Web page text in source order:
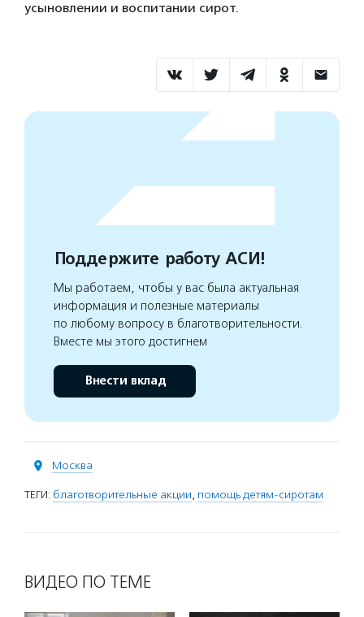
усыновлении и воспитании сирот.
Поддержите работу АСИ!
Мы работаем, чтобы у вас была актуальная
информация и полезные материалы
по любому вопросу в благотворительности.
Вместе мы этого достигнем
Внести вклад
Москва
ТЕГИ: благотворительные акции, помощь детям-сиротам
ВИДЕО ПО ТЕМЕ